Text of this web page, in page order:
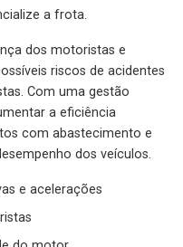
a frota.
dos motoristas e
riscos de acidentes
Com uma gestão
a eficiência
com abastecimento e
dos veículos.
e acelerações